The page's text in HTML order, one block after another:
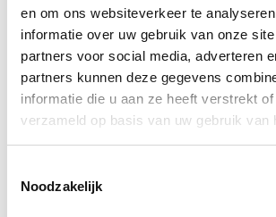
en om ons websiteverkeer te
informatie over uw gebruik van onze
partners voor social media, adverteren
partners kunnen deze gegevens
informatie die u aan ze heeft verstrekt
verzameld op basis van uw gebruik van
Noodzakelijk